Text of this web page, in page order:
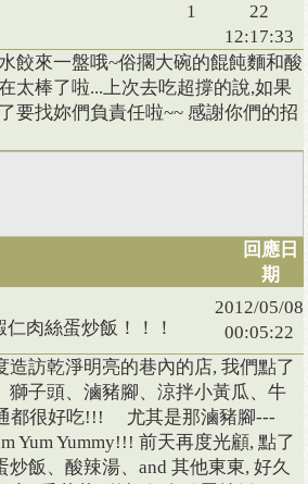
1
22
12:17:33
餃來一盤哦~俗擱大碗的餛飩麵和酸
太棒了啦...上次去吃超撐的說,如果
要找妳們負責任啦~~ 感謝你們的招
回應日
期
肉絲蛋炒飯！！！
2012/05/08
00:05:22
造訪乾淨明亮的巷內的店, 我們點了
獅子頭、滷豬腳、涼拌小黃瓜、牛
都很好吃!!! 尤其是那滷豬腳---
Yum Yummy!!! 前天再度光顧, 點了
炒飯、酸辣湯、and 其他東東, 好久